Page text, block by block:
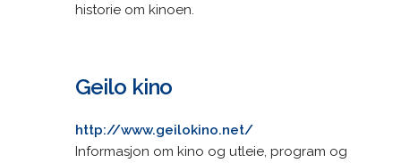
historie om kinoen.
Geilo kino
http://www.geilokino.net/
Informasjon om kino og utleie, program og